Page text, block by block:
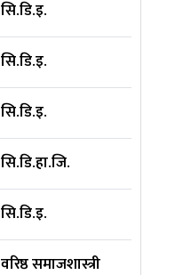
सि.डि.इ.
सि.डि.इ.
सि.डि.इ.
सि.डि.हा.जि.
सि.डि.इ.
वरिष्ठ समाजशास्त्री